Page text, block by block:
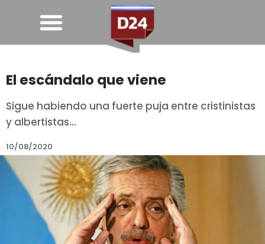
El escándalo que viene
Sigue habiendo una fuerte puja entre cristinistas
y albertistas...
10/08/2020